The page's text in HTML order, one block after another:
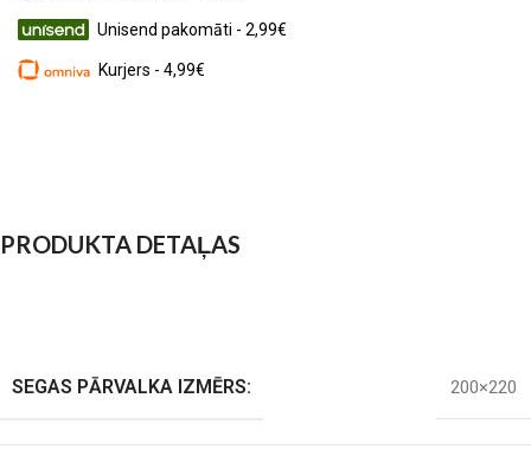
Unisend pakomāti - 2,99€
Kurjers - 4,99€
PRODUKTA DETAĻAS
SEGAS PĀRVALKA IZMĒRS: 200×220